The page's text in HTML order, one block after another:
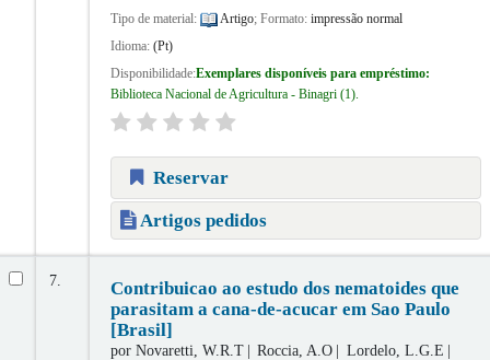
Tipo de material:
Artigo; Formato: impressão normal
Idioma: (Pt)
Disponibilidade:Exemplares disponíveis para empréstimo:
Biblioteca Nacional de Agricultura - Binagri(1).
Reservar
Artigos pedidos
7.
Contribuicao ao estudo dos nematoides que
parasitam a cana-de-acucar em Sao Paulo
[Brasil]
por Novaretti, W.R.T Roccia, A.O
Lordelo, L.G.E